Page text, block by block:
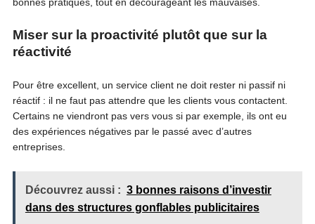
Miser sur la proactivité plutôt que sur la
réactivité
Pour être excellent, un service client ne doit rester ni passif ni
réactif : il ne faut pas attendre que les clients vous contactent.
Certains ne viendront pas vers vous si par exemple, ils ont eu
des expériences négatives par le passé avec d’autres
entreprises.
Découvrez aussi : 3 bonnes raisons d’investir
dans des structures gonflables publicitaires